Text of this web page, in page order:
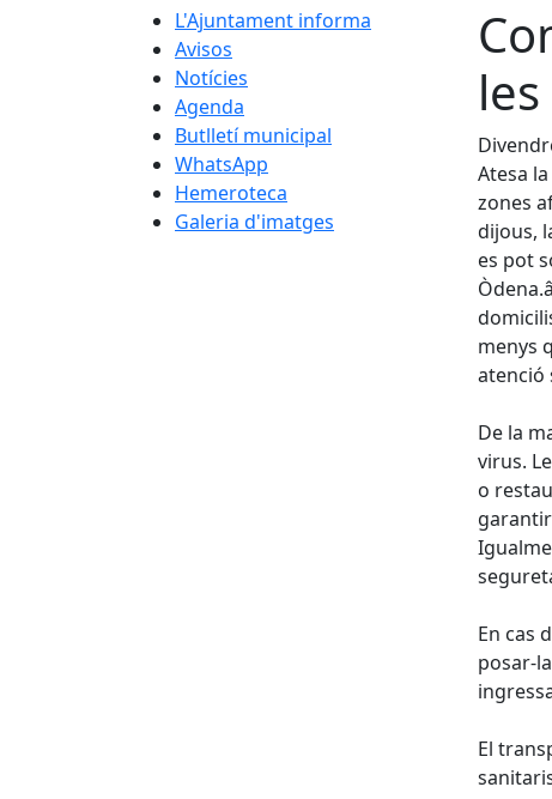
L'Ajuntament informa
Avisos
Notícies
Agenda
Butlletí municipal
WhatsApp
Hemeroteca
Galeria d'imatges
Atesa
zones
dijous,
es pot
menys
atenció
De la
virus.
o
En cas
posar-
El